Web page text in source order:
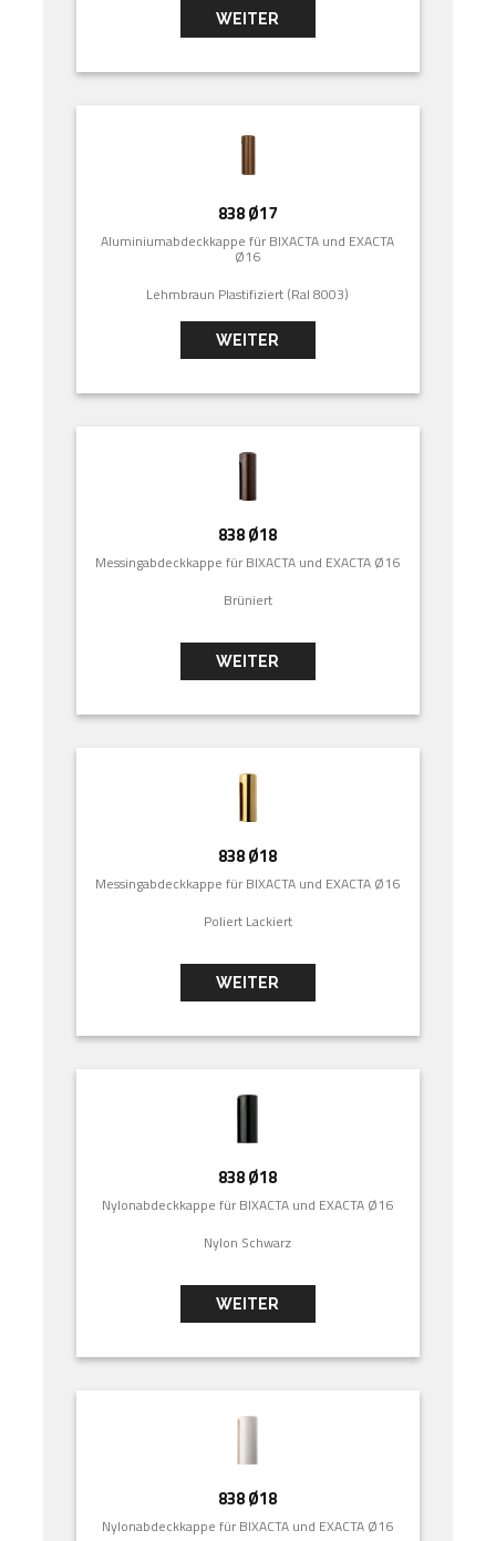
WEITER
838 Ø17
Aluminiumabdeckkappe für BIXACTA und EXACTA
Ø16
Lehmbraun Plastifiziert (Ral 8003)
WEITER
838 Ø18
Messingabdeckkappe für BIXACTA und EXACTA Ø16
Brüniert
WEITER
838 Ø18
Messingabdeckkappe für BIXACTA und EXACTA Ø16
Poliert Lackiert
WEITER
838 Ø18
Nylonabdeckkappe für BIXACTA und EXACTA Ø16
Nylon Schwarz
WEITER
838 Ø18
Nylonabdeckkappe für BIXACTA und EXACTA Ø16